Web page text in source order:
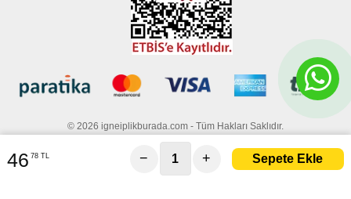
© 2026 igneiplikburada.com - Tüm Hakları Saklıdır.
46 78 TL − +